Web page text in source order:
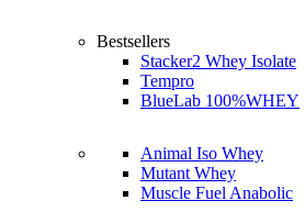
Bestsellers
Stacker2 Whey Isolate
Tempro
BlueLab 100%WHEY
Animal Iso Whey
Mutant Whey
Muscle Fuel Anabolic